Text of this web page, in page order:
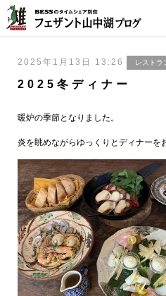
2025年1月13日 13:26 レストラ
2025冬ディナー
暖炉の季節となりました。
炎を眺めながらゆっくりとディナーを